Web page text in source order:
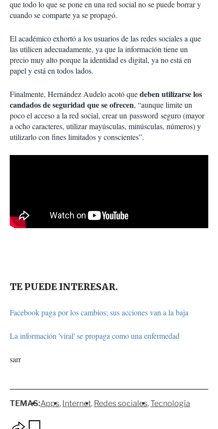
que todo lo que se pone en una red social no se puede borrar y
cuando se comparte ya se propagó.
El académico exhortó a los usuarios de las redes sociales a que
las utilicen adecuadamente, ya que la información tiene un
precio muy alto porque la identidad es digital, ya no está en
papel y está en todos lados.
Finalmente, Hernández Audelo acotó quedeben utilizarse los
candados de seguridad que se ofrecen, “aunque limite un
poco el acceso a la red social, crear un password seguro (mayor
a ocho caracteres, utilizar mayúsculas, minúsculas, números) y
utilizarlo con fines limitados y conscientes”.
TE PUEDE INTERESAR.
Facebook paga por los cambios; sus acciones van a la baja
La información 'viral' se propaga como una enfermedad
sarr
TEMAS:Apps Internet Redes sociales Tecnología